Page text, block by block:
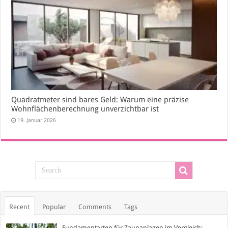
Quadratmeter sind bares Geld: Warum eine präzise
Wohnflächenberechnung unverzichtbar ist
19. Januar 2026
Recent Popular Comments Tags